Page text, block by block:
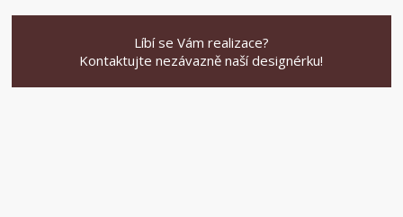
Líbí se Vám realizace?
Kontaktujte nezávazně naší designérku!